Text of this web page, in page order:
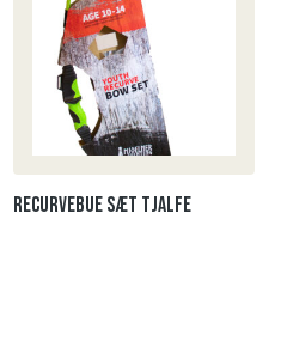
Recurvebue sæt Tjalfe